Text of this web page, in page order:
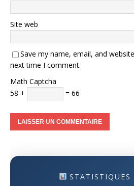
Site web
Save my name, email, and
next time I comment.
Math Captcha
58 +
= 66
STATISTIQUES